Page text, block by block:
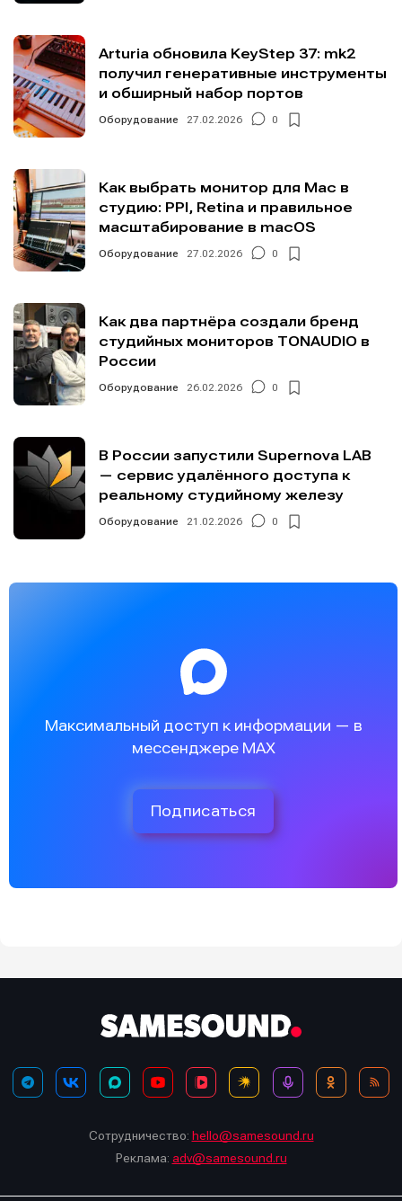
Arturia обновила KeyStep 37: mk2
получил генеративные инструменты
и обширный набор портов
Оборудование 27.02.2026 0
Как выбрать монитор для Mac в
студию: PPI, Retina и правильное
масштабирование в macOS
Оборудование 27.02.2026 0
Как два партнёра создали бренд
студийных мониторов TONAUDIO в
России
Оборудование 26.02.2026 0
В России запустили Supernova LAB
— сервис удалённого доступа к
реальному студийному железу
Оборудование 21.02.2026 0
Максимальный доступ к информации — в
мессенджере MAX
Подписаться
Сотрудничество: hello@samesound.ru
Реклама: adv@samesound.ru